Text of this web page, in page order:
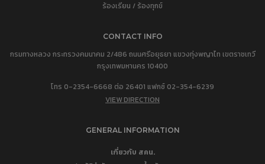
ร้องเรียน / ร้องทุกข์
CONTACT INFO
กรมทางหลวง กระทรวงคมนาคม 2/486 ถนนศรีอยุธยา แขวงทุ่งพญาไท เขตราชเทวี
กรุงเทพมหานคร 10400
โทร 0-2354-6668 ต่อ 26401 แฟกซ์ 02-354-6239
VIEW DIRECTION
GENERAL INFORMATION
เกี่ยวกับ สคน.